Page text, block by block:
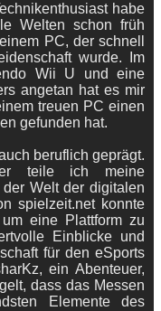
habe
Welten schon früh
PC, der schnell
wurde. Im
Wii U und eine
angetan hat es mir
treuen PC einen
gefunden hat.
beruflich geprägt.
teile ich meine
Welt der digitalen
spielzeit.net konnte
eine Plattform zu
Einblicke und
für den eSports
ein Abenteuer,
dass das Messen
Elemente des